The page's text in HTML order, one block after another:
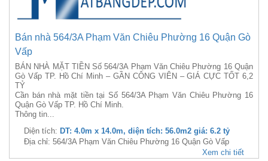
Bán nhà 564/3A Phạm Văn Chiêu Phường 16 Quận Gò
Vấp
BÁN NHÀ MẶT TIỀN Số 564/3A Phạm Văn Chiêu Phường 16 Quận
Gò Vấp TP. Hồ Chí Minh – GẦN CÔNG VIÊN – GIÁ CỰC TỐT 6,2
TỶ
Cần bán nhà mặt tiền tại Số 564/3A Phạm Văn Chiêu Phường 16
Quận Gò Vấp TP. Hồ Chí Minh.
Thông tin...
Diện tích: DT: 4.0m x 14.0m, diện tích: 56.0m2 giá: 6.2 tỷ
Địa chỉ: 564/3A Phạm Văn Chiêu Phường 16 Quận Gò Vấp
Xem chi tiết